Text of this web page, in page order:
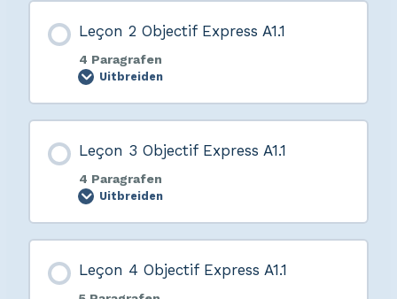
Leçon 2 Objectif Express A1.1
4 Paragrafen
Uitbreiden
Leçon 3 Objectif Express A1.1
4 Paragrafen
Uitbreiden
Leçon 4 Objectif Express A1.1